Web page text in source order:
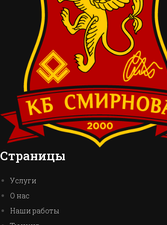
Страницы
Услуги
О нас
Наши работы